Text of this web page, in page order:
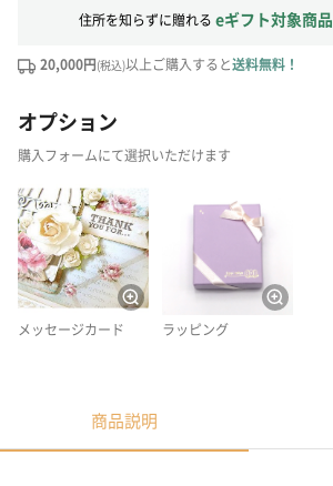
住所を知らずに贈れる eギフト対象商品
20,000円(税込)以上ご購入すると送料無料！
オプション
購入フォームにて選択いただけます
メッセージカード ラッピング
商品説明